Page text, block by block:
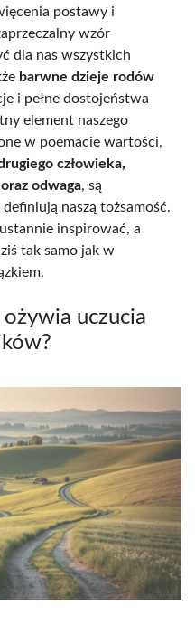
postawy i
wzór
dla nas wszystkich
barwne dzieje rodów
i pełne dostojeństwa
element naszego
w poemacie wartości,
człowieka,
odwaga, są
naszą tożsamość.
inspirować, a
tak samo jak w
uczucia